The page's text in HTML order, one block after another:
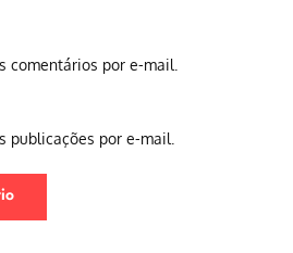
comentários por e-mail.
publicações por e-mail.